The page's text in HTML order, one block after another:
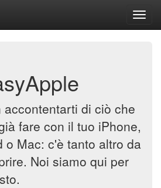
accontentarti di ciò che
fare con il tuo iPhone,
o Mac: c'è tanto altro da
Noi siamo qui per